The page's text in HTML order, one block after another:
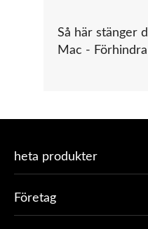
Så här stänger
Mac -
heta produkter
Företag